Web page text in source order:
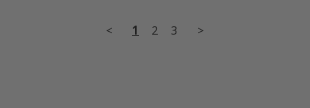
< 1 2 3 >